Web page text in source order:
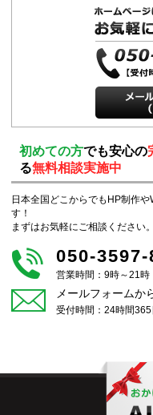
初めての方でも安心の
る無料相談実施中
日本全国どこからでもHP制作
す！
まずはお気軽にご相談ください。
050-3597-
営業時間：9時～21時
メールフォームか
受付時間：24時間365